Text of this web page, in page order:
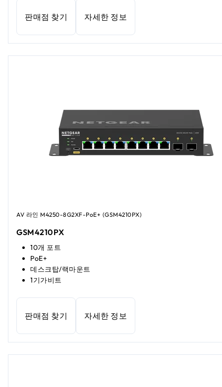
판매점 찾기 자세한 정보
AV 라인 M4250-8G2XF-PoE+ (GSM4210PX)
GSM4210PX
10개 포트
PoE+
데스크탑/랙마운트
1기가비트
판매점 찾기 자세한 정보